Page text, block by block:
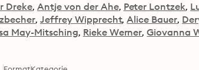
Dreke Antje von der Ahe Peter Lontzek
Jeffrey Wipprecht Alice Bauer
May-Mitsching Rieke Werner Giovanna